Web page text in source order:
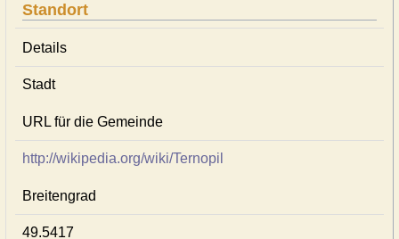
Standort
Details
Stadt
URL für die Gemeinde
http://wikipedia.org/wiki/Ternopil
Breitengrad
49.5417